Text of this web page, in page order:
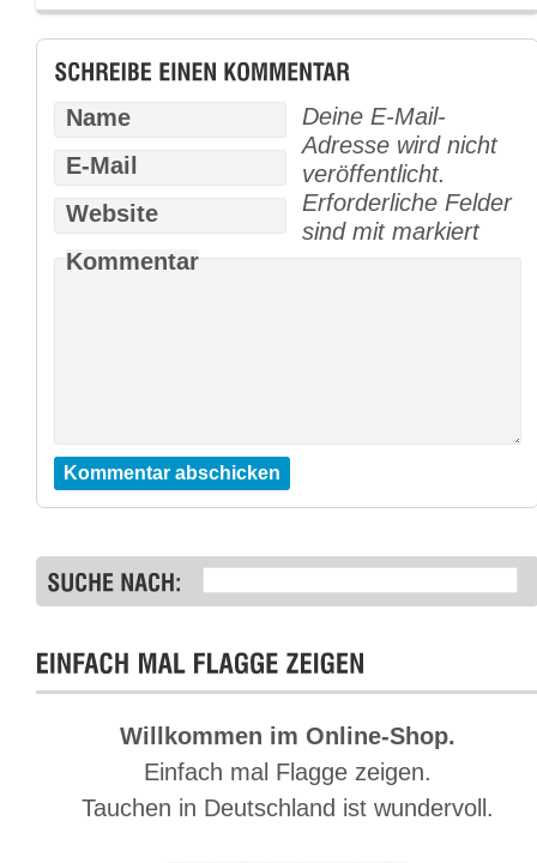
Deine E-Mail-
Adresse wird nicht
veröffentlicht.
Erforderliche Felder
sind mit markiert
Name
E-Mail
Website
Kommentar
Willkommen im Online-Shop.
Einfach mal Flagge zeigen.
Tauchen in Deutschland ist wundervoll.